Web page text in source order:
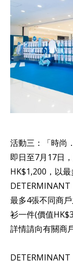
活動三：「時尚
即日至7月17日
HK$1,200，以
DETERMINANT
最多4張不同商
衫一件(價值
詳情請向有關商
DETERMINANT